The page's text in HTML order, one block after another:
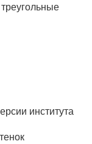
института